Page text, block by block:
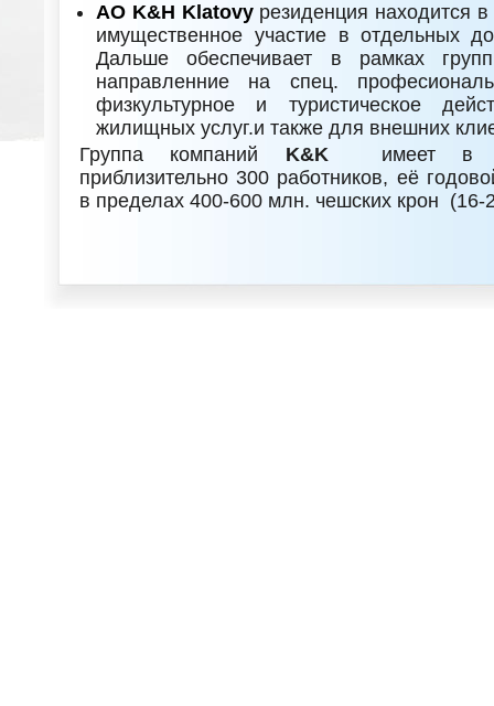
AO K&H Klatovyрезиденция находится
имущественное участие в отдельных
Дальше обеспечивает в рамках
направленние на спец.
физкультурное и туристическое
жилищных услуг.и также для внешних
Группа компаний K&K
имеет в
приблизительно 300 работников, её
в пределах 400-600 млн. чешских крон (16-